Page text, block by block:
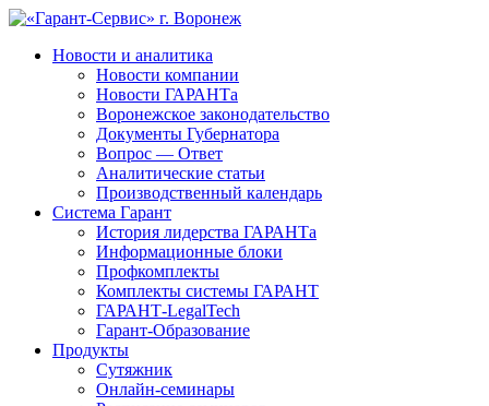
Новости и аналитика
Новости компании
Новости ГАРАНТа
Воронежское законодательство
Документы Губернатора
Вопрос — Ответ
Аналитические статьи
Производственный календарь
Система Гарант
История лидерства ГАРАНТа
Информационные блоки
Профкомплекты
Комплекты системы ГАРАНТ
ГАРАНТ-LegalTech
Гарант-Образование
Продукты
Сутяжник
Онлайн-семинары